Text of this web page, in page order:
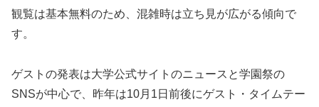
観覧は基本無料のため、混雑時は立ち見が広がる傾向で
す。
ゲストの発表は大学公式サイトのニュースと学園祭の
SNSが中心で、昨年は10月1日前後にゲスト・タイムテー